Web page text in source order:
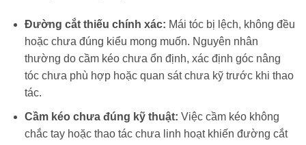
Đường cắt thiếu chính xác: Mái tóc bị lệch, không đều
hoặc chưa đúng kiểu mong muốn. Nguyên nhân
thường do cầm kéo chưa ổn định, xác định góc nâng
tóc chưa phù hợp hoặc quan sát chưa kỹ trước khi thao
tác.
Cầm kéo chưa đúng kỹ thuật: Việc cầm kéo không
chắc tay hoặc thao tác chưa linh hoạt khiến đường cắt